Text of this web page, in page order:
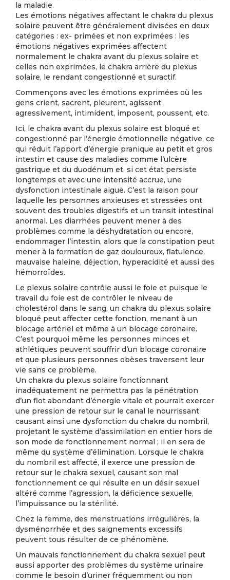
la maladie.
Les émotions négatives affectant le chakra du plexus
solaire peuvent être généralement divisées en deux
catégories : ex- primées et non exprimées : les
émotions négatives exprimées affectent
normalement le chakra avant du plexus solaire et
celles non exprimées, le chakra arrière du plexus
solaire, le rendant congestionné et suractif.
Commençons avec les émotions exprimées où les
gens crient, sacrent, pleurent, agissent
agressivement, intimident, imposent, poussent, etc.
Ici, le chakra avant du plexus solaire est bloqué et
congestionné par l’énergie émotionnelle négative, ce
qui réduit l’apport d’énergie pranique au petit et gros
intestin et cause des maladies comme l’ulcère
gastrique et du duodénum et, si cet état persiste
longtemps et avec une intensité accrue, une
dysfonction intestinale aiguë. C’est la raison pour
laquelle les personnes anxieuses et stressées ont
souvent des troubles digestifs et un transit intestinal
anormal. Les diarrhées peuvent mener à des
problèmes comme la déshydratation ou encore,
endommager l’intestin, alors que la constipation peut
mener à la formation de gaz douloureux, flatulence,
mauvaise haleine, déjection, hyperacidité et aussi des
hémorroïdes.
Le plexus solaire contrôle aussi le foie et puisque le
travail du foie est de contrôler le niveau de
cholestérol dans le sang, un chakra du plexus solaire
bloqué peut affecter cette fonction, menant à un
blocage artériel et même à un blocage coronaire.
C’est pourquoi même les personnes minces et
athlétiques peuvent souffrir d’un blocage coronaire
et que plusieurs personnes obèses traversent leur
vie sans ce problème.
Un chakra du plexus solaire fonctionnant
inadéquatement ne permettra pas la pénétration
d’un flot abondant d’énergie vitale et pourrait exercer
une pression de retour sur le canal le nourrissant
causant ainsi une dysfonction du chakra du nombril,
projetant le système d’assimilation en entier hors de
son mode de fonctionnement normal ; il en sera de
même du système d’élimination. Lorsque le chakra
du nombril est affecté, il exerce une pression de
retour sur le chakra sexuel, causant son mal
fonctionnement ce qui résulte en un désir sexuel
altéré comme l’agression, la déficience sexuelle,
l’impuissance ou la stérilité.
Chez la femme, des menstruations irrégulières, la
dysménorrhée et des saignements excessifs
peuvent tous résulter de ce phénomène.
Un mauvais fonctionnement du chakra sexuel peut
aussi apporter des problèmes du système urinaire
comme le besoin d’uriner fréquemment ou non